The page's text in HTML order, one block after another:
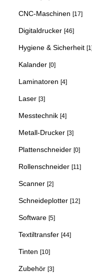
CNC-Maschinen [17]
Digitaldrucker [46]
Hygiene & Sicherheit
Kalander [0]
Laminatoren [4]
Laser [3]
Messtechnik [4]
Metall-Drucker [3]
Plattenschneider [0]
Rollenschneider [11]
Scanner [2]
Schneideplotter [12]
Software [5]
Textiltransfer [44]
Tinten [10]
Zubehör [3]